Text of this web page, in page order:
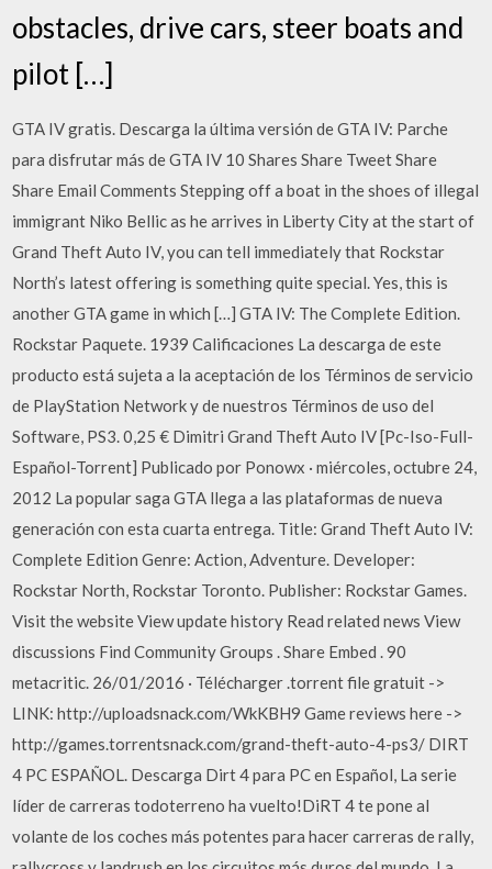
obstacles, drive cars, steer boats and
pilot […]
GTA IV gratis. Descarga la última versión de GTA IV: Parche
para disfrutar más de GTA IV 10 Shares Share Tweet Share
Share Email Comments Stepping off a boat in the shoes of illegal
immigrant Niko Bellic as he arrives in Liberty City at the start of
Grand Theft Auto IV, you can tell immediately that Rockstar
North’s latest offering is something quite special. Yes, this is
another GTA game in which […] GTA IV: The Complete Edition.
Rockstar Paquete. 1939 Calificaciones La descarga de este
producto está sujeta a la aceptación de los Términos de servicio
de PlayStation Network y de nuestros Términos de uso del
Software, PS3. 0,25 € Dimitri Grand Theft Auto IV [Pc-Iso-Full-
Español-Torrent] Publicado por Ponowx · miércoles, octubre 24,
2012 La popular saga GTA llega a las plataformas de nueva
generación con esta cuarta entrega. Title: Grand Theft Auto IV:
Complete Edition Genre: Action, Adventure. Developer:
Rockstar North, Rockstar Toronto. Publisher: Rockstar Games.
Visit the website View update history Read related news View
discussions Find Community Groups . Share Embed . 90
metacritic. 26/01/2016 · Télécharger .torrent file gratuit ->
LINK: http://uploadsnack.com/WkKBH9 Game reviews here ->
http://games.torrentsnack.com/grand-theft-auto-4-ps3/ DIRT
4 PC ESPAÑOL. Descarga Dirt 4 para PC en Español, La serie
líder de carreras todoterreno ha vuelto!DiRT 4 te pone al
volante de los coches más potentes para hacer carreras de rally,